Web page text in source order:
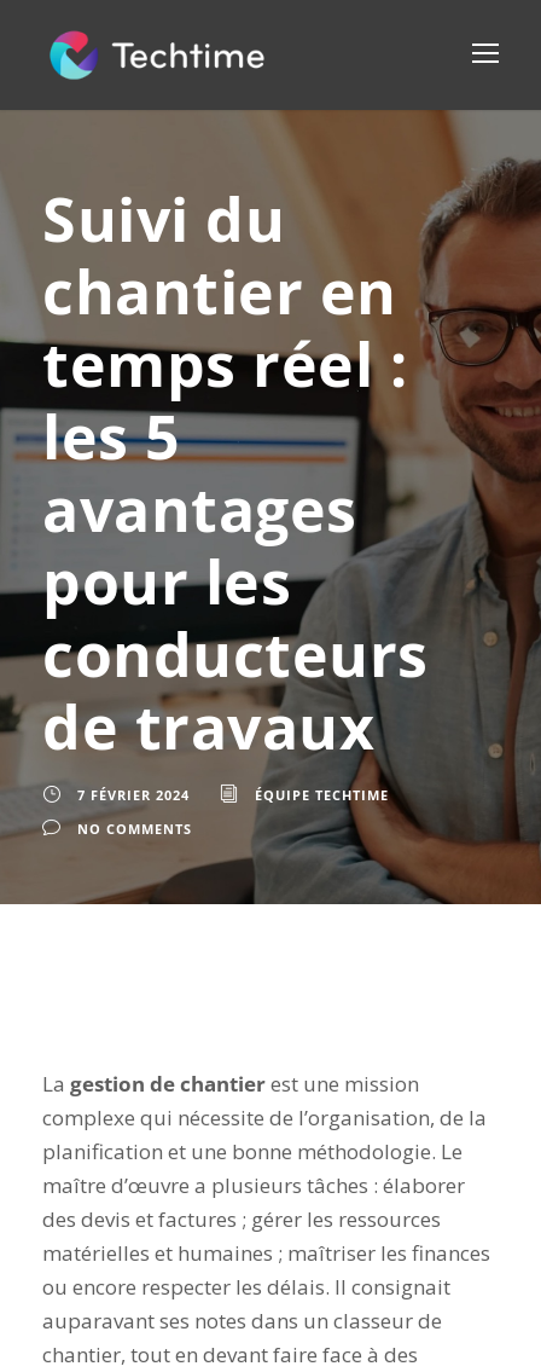
Suivi du
chantier en
temps réel :
les 5
avantages
pour les
conducteurs
de travaux
7 FÉVRIER 2024
ÉQUIPE TECHTIME
NO COMMENTS
La gestion de chantierest une mission
complexe qui nécessite de l’organisation, de la
planification et une bonne méthodologie. Le
maître d’œuvre a plusieurs tâches : élaborer
des devis et factures ; gérer les ressources
matérielles et humaines ; maîtriser les finances
ou encore respecter les délais. Il consignait
auparavant ses notes dans un classeur de
chantier, tout en devant faire face à des